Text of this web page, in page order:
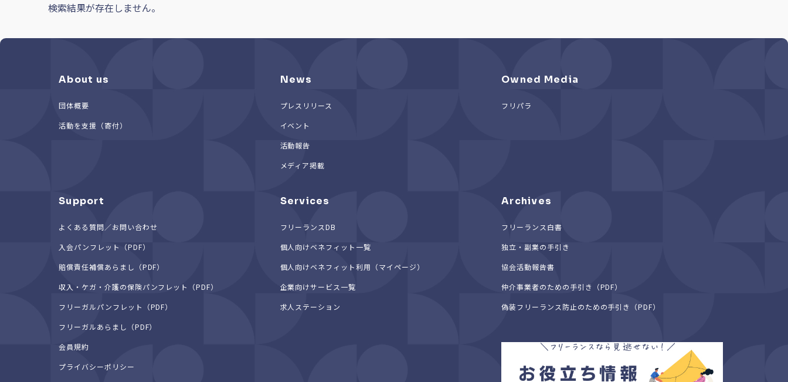
検索結果が存在しません。
About us
団体概要
活動を支援（寄付）
News
プレスリリース
イベント
活動報告
メディア掲載
Owned Media
フリパラ
Support
よくある質問／お問い合わせ
入会パンフレット（PDF）
賠償責任補償あらまし（PDF）
収入・ケガ・介護の保険パンフレット（PDF）
フリーガルパンフレット（PDF）
フリーガルあらまし（PDF）
会員規約
プライバシーポリシー
Services
フリーランスDB
個人向けベネフィット一覧
個人向けベネフィット利用（マイページ）
企業向けサービス一覧
求人ステーション
Archives
フリーランス白書
独立・副業の手引き
協会活動報告書
仲介事業者のための手引き（PDF）
偽装フリーランス防止のための手引き（PDF）